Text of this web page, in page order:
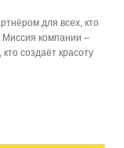
для всех, кто
Миссия компании –
создаёт красоту